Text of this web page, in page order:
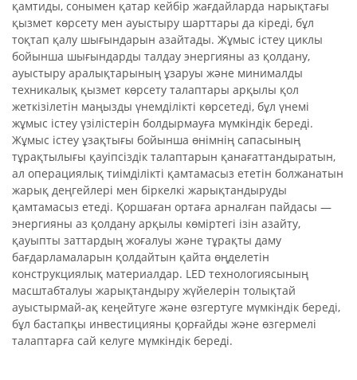
қамтиды, сонымен қатар кейбір жағдайларда нарықтағы
қызмет көрсету мен ауыстыру шарттары да кіреді, бұл
тоқтап қалу шығындарын азайтады. Жұмыс істеу циклы
бойынша шығындарды талдау энергияны аз қолдану,
ауыстыру аралықтарының ұзаруы және минималды
техникалық қызмет көрсету талаптары арқылы қол
жеткізілетін маңызды үнемділікті көрсетеді, бұл үнемі
жұмыс істеу үзілістерін болдырмауға мүмкіндік береді.
Жұмыс істеу ұзақтығы бойынша өнімнің сапасының
тұрақтылығы қауіпсіздік талаптарын қанағаттандыратын,
ал операциялық тиімділікті қамтамасыз ететін болжанатын
жарық деңгейлері мен біркелкі жарықтандыруды
қамтамасыз етеді. Қоршаған ортаға арналған пайдасы —
энергияны аз қолдану арқылы көміртегі ізін азайту,
қауыпты заттардың жоғалуы және тұрақты даму
бағдарламаларын қолдайтын қайта өңделетін
конструкциялық материалдар. LED технологиясының
масштабталуы жарықтандыру жүйелерін толықтай
ауыстырмай-ақ кеңейтуге және өзгертуге мүмкіндік береді,
бұл бастапқы инвестицияны қорғайды және өзгермелі
талаптарға сай келуге мүмкіндік береді.